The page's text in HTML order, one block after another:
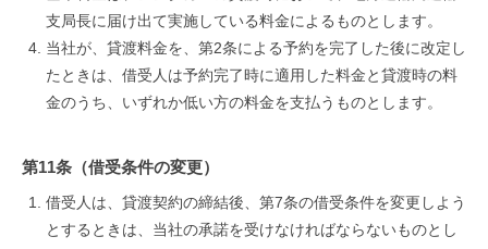
支局長に届け出て実施している料金によるものとします。
当社が、貸渡料金を、第2条による予約を完了した後に改定し
たときは、借受人は予約完了時に適用した料金と貸渡時の料
金のうち、いずれか低い方の料金を支払うものとします。
第11条（借受条件の変更）
借受人は、貸渡契約の締結後、第7条の借受条件を変更しよう
とするときは、当社の承諾を受けなければならないものとし